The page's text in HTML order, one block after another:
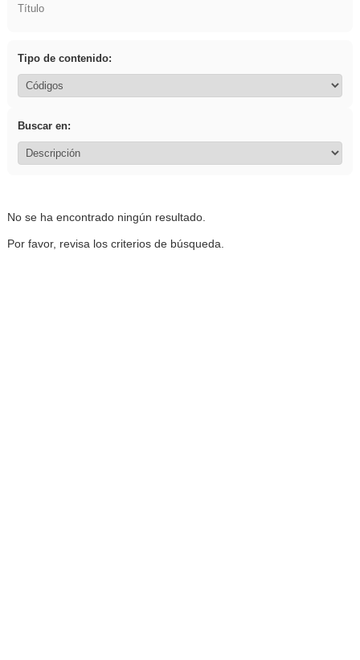
Título
Tipo de contenido:
Buscar en:
No se ha encontrado ningún resultado.
Por favor, revisa los criterios de búsqueda.